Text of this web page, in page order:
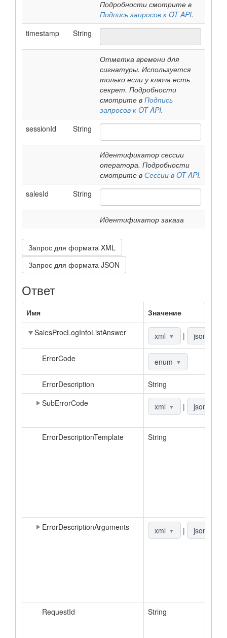
Подробности смотрите в
Подпись запросов к OT API.
timestamp
String
Отметка времени для
сигнатуры. Используется
только если у ключа есть
секрет. Подробности
смотрите в Подпись
запросов к OT API.
sessionId
String
Идентификатор сессии
оператора. Подробности
смотрите в Сессии в OT API.
salesId
String
Идентификатор заказа
Запрос для формата XML
Запрос для формата JSON
Ответ
Имя
Значение
SalesProcLogInfoListAnswer
xml ▼ | json
ErrorCode enum ▼
ErrorDescription
String
SubErrorCode
xml ▼ | json
ErrorDescriptionTemplate String
ErrorDescriptionArguments xml ▼ | json
RequestId String